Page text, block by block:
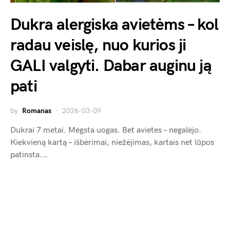
Dukra alergiska avietėms – kol
radau veislę, nuo kurios ji
GALI valgyti. Dabar auginu ją
pati
by Romanas 2026-03-09
Dukrai 7 metai. Mėgsta uogas. Bet avietes – negalėjo.
Kiekvieną kartą – išbėrimai, niežėjimas, kartais net lūpos
patinsta.…